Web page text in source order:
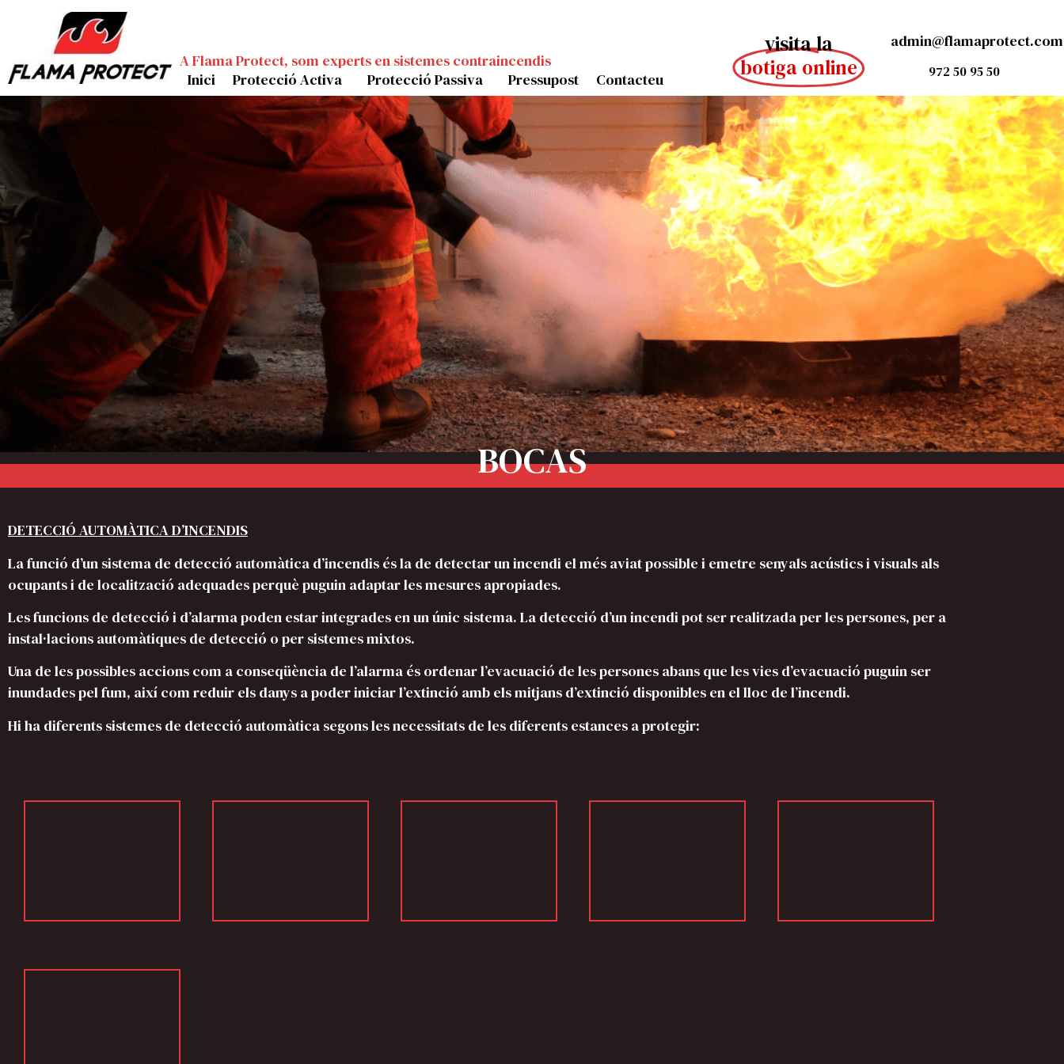
A Flama Protect, som experts en sistemes contraincendis
Inici
Protecció Activa Protecció Passiva Pressupost Contacteu
visita la
botiga online
admin@flamaprotect.com
972 50 95 50
BOCAS
DETECCIÓ AUTOMÀTICA D’INCENDIS
La funció d’un sistema de detecció automàtica d’incendis és la de detectar un incendi el més aviat possible i emetre senyals acústics i visuals als
ocupants i de localització adequades perquè puguin adaptar les mesures apropiades.
Les funcions de detecció i d’alarma poden estar integrades en un únic sistema. La detecció d’un incendi pot ser realitzada per les persones, per a
instal·lacions automàtiques de detecció o per sistemes mixtos.
Una de les possibles accions com a conseqüència de l’alarma és ordenar l’evacuació de les persones abans que les vies d’evacuació puguin ser
inundades pel fum, així com reduir els danys a poder iniciar l’extinció amb els mitjans d’extinció disponibles en el lloc de l’incendi.
Hi ha diferents sistemes de detecció automàtica segons les necessitats de les diferents estances a protegir: